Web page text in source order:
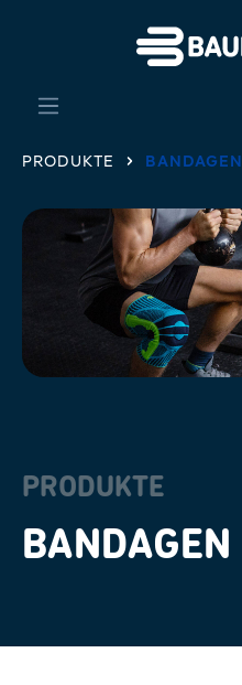
PRODUKTE BANDAGEN
PRODUKTE
BANDAGEN